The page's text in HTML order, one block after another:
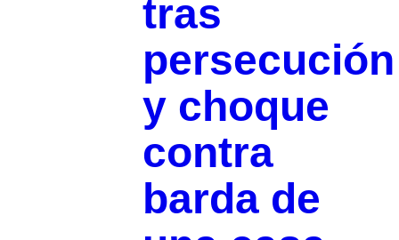
tras
persecución
y choque
contra
barda de